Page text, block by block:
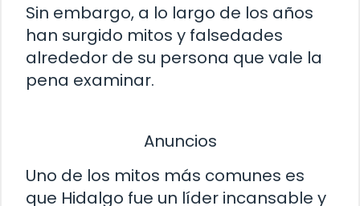
Sin embargo, a lo largo de los años
han surgido mitos y falsedades
alrededor de su persona que vale la
pena examinar.
Anuncios
Uno de los mitos más comunes es
que Hidalgo fue un líder incansable y